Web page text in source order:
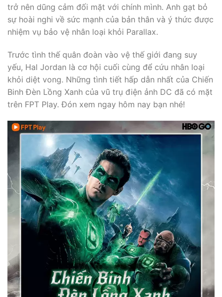
trở nên dũng cảm đối mặt với chính mình. Anh gạt bỏ
sự hoài nghi về sức mạnh của bản thân và ý thức được
nhiệm vụ bảo vệ nhân loại khỏi Parallax.
Trước tình thế quân đoàn vào vệ thế giới đang suy
yếu, Hal Jordan là cơ hội cuối cùng để cứu nhân loại
khỏi diệt vong. Những tình tiết hấp dẫn nhất của Chiến
Binh Đèn Lồng Xanh của vũ trụ điện ảnh DC đã có mặt
trên FPT Play. Đón xem ngay hôm nay bạn nhé!